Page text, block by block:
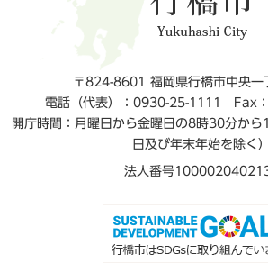
〒824-8601 福岡県行橋市中央一
電話（代表）：0930-25-1111
Fax
開庁時間：月曜日から金曜日の8時30分か
日及び年末年始を除く）
法人番号